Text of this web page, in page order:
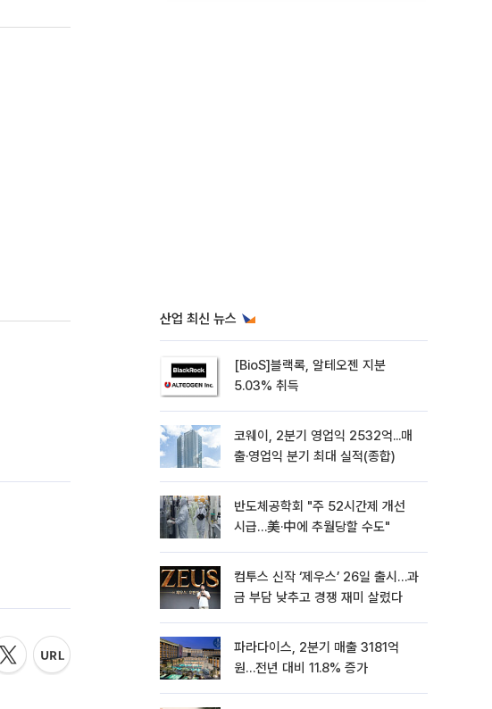
산업 최신 뉴스
[BioS]블랙록, 알테오젠 지분
5.03% 취득
코웨이, 2분기 영업익 2532억...매
출·영업익 분기 최대 실적(종합)
반도체공학회 "주 52시간제 개선
시급…美·中에 추월당할 수도"
컴투스 신작 ‘제우스’ 26일 출시…과
금 부담 낮추고 경쟁 재미 살렸다
파라다이스, 2분기 매출 3181억
원…전년 대비 11.8% 증가